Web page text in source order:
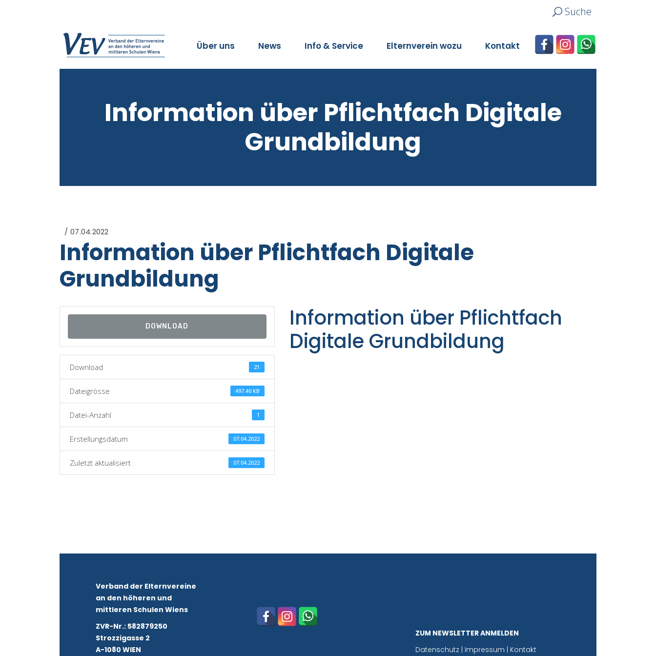
Suche
Über uns News Info & Service Elternverein wozu Kontakt
Information über Pflichtfach Digitale
Grundbildung
07.04.2022
Information über Pflichtfach Digitale
Grundbildung
DOWNLOAD
Download 21
Dateigrösse 497.40 KB
Datei-Anzahl 1
Erstellungsdatum 07.04.2022
Zuletzt aktualisiert 07.04.2022
Information über Pflichtfach
Digitale Grundbildung
Verband der Elternvereine
an den höheren und
mittleren Schulen Wiens
ZVR-Nr.: 582879250
Strozzigasse 2
A-1080 WIEN
ZUM NEWSLETTER ANMELDEN
Datenschutz
Impressum Kontakt